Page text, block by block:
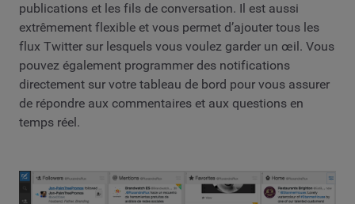
publications et les fils de conversation. Il est aussi
extrêmement flexible et vous permet d’ajouter tous les
flux Twitter sur lesquels vous voulez garder un œil. Vous
pouvez également programmer des notifications
directement sur votre tableau de bord pour vous assurer
de répondre aux commentaires et aux questions en
temps réel.